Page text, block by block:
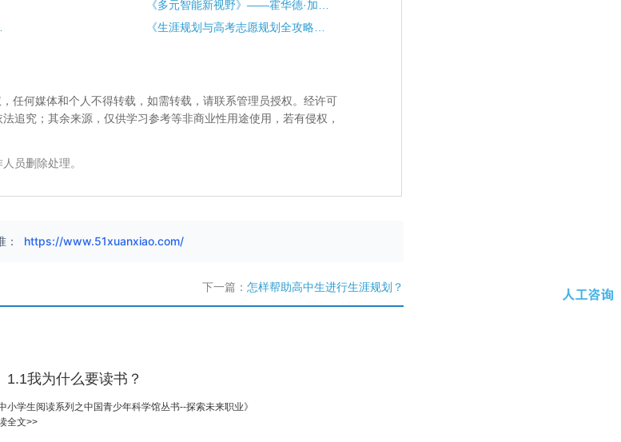
任何媒体和个人不得转载，如需转载，请联系管理员授权。经许可
追究；其余来源，仅供学习参考等非商业性用途使用，若有侵权，
员删除处理。
： https://www.51xuanxiao.com/
下一篇： 怎样帮助高中生进行生涯规划？
1.1我为什么要读书？
中小学生阅读系列之中国青少年科学馆丛书--探索未来职业》
全文>>